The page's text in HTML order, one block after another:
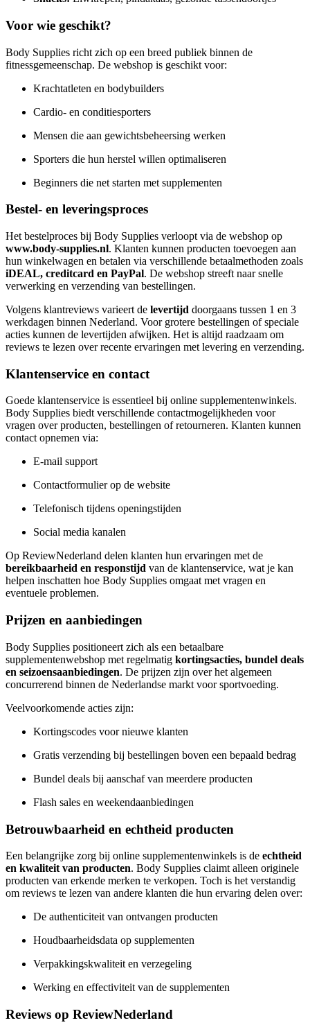
Voor wie geschikt?
Body Supplies richt zich op een breed publiek binnen de
fitnessgemeenschap. De webshop is geschikt voor:
Krachtatleten en bodybuilders
Cardio- en conditiesporters
Mensen die aan gewichtsbeheersing werken
Sporters die hun herstel willen optimaliseren
Beginners die net starten met supplementen
Bestel- en leveringsproces
Het bestelproces bij Body Supplies verloopt via de webshop op
www.body-supplies.nl. Klanten kunnen producten toevoegen aan
hun winkelwagen en betalen via verschillende betaalmethoden zoals
iDEAL, creditcard en PayPal. De webshop streeft naar snelle
verwerking en verzending van bestellingen.
Volgens klantreviews varieert de levertijd doorgaans tussen 1 en 3
werkdagen binnen Nederland. Voor grotere bestellingen of speciale
acties kunnen de levertijden afwijken. Het is altijd raadzaam om
reviews te lezen over recente ervaringen met levering en verzending.
Klantenservice en contact
Goede klantenservice is essentieel bij online supplementenwinkels.
Body Supplies biedt verschillende contactmogelijkheden voor
vragen over producten, bestellingen of retourneren. Klanten kunnen
contact opnemen via:
E-mail support
Contactformulier op de website
Telefonisch tijdens openingstijden
Social media kanalen
Op ReviewNederland delen klanten hun ervaringen met de
bereikbaarheid en responstijd van de klantenservice, wat je kan
helpen inschatten hoe Body Supplies omgaat met vragen en
eventuele problemen.
Prijzen en aanbiedingen
Body Supplies positioneert zich als een betaalbare
supplementenwebshop met regelmatig kortingsacties, bundel deals
en seizoensaanbiedingen. De prijzen zijn over het algemeen
concurrerend binnen de Nederlandse markt voor sportvoeding.
Veelvoorkomende acties zijn:
Kortingscodes voor nieuwe klanten
Gratis verzending bij bestellingen boven een bepaald bedrag
Bundel deals bij aanschaf van meerdere producten
Flash sales en weekendaanbiedingen
Betrouwbaarheid en echtheid producten
Een belangrijke zorg bij online supplementenwinkels is de echtheid
en kwaliteit van producten. Body Supplies claimt alleen originele
producten van erkende merken te verkopen. Toch is het verstandig
om reviews te lezen van andere klanten die hun ervaring delen over:
De authenticiteit van ontvangen producten
Houdbaarheidsdata op supplementen
Verpakkingskwaliteit en verzegeling
Werking en effectiviteit van de supplementen
Reviews op ReviewNederland